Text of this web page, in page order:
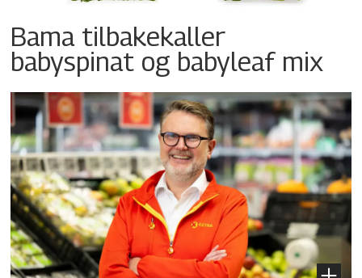
Bama tilbakekaller
babyspinat og babyleaf mix